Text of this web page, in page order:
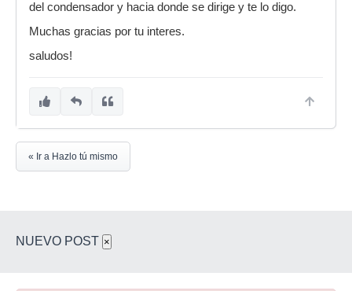
del condensador y hacia donde se dirige y te lo digo.
Muchas gracias por tu interes.
saludos!
« Ir a Hazlo tú mismo
NUEVO POST ×